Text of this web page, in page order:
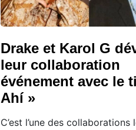
Drake et Karol G
leur collaboration
événement avec le
Ahí »
C’est l’une des collaborations